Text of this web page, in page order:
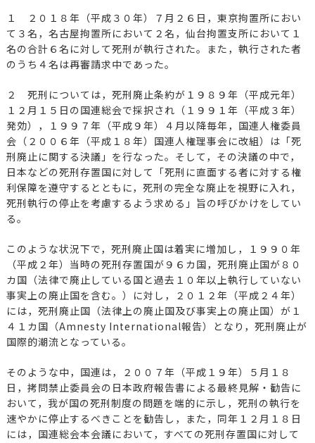
１ ２０１８年（平成３０年）７月２６日，東京拘置所におい
て３名，名古屋拘置所において２名，仙台拘置支所において１
名の合計６名に対して死刑が執行された。また，執行された者
のうち４名は再審請求中であった。
２ 死刑については，死刑廃止条約が１９８９年（平成元年）
１２月１５日の国連総会で採択され（１９９１年（平成３年）
発効），１９９７年（平成９年）４月以降毎年，国連人権委員
会（２００６年（平成１８年）国連人権理事会に改組）は「死
刑廃止に関する決議」を行なった。そして，その決議の中で，
日本などの死刑存置国に対して「死刑に直面する者に対する権
利保障を遵守するとともに，死刑の完全な廃止を視野に入れ，
死刑執行の停止を考慮するよう求める」旨の呼びかけをしてい
る。
このような状況下で，死刑廃止国は着実に増加し，１９９０年
（平成２年）当時の死刑存置国が９６カ国，死刑廃止国が８０
カ国（法律で廃止している国と過去１０年以上執行していない
事実上の廃止国を含む。）に対し，２０１２年（平成２４年）
には，死刑廃止国（法律上の廃止国及び事実上の廃止国）が１
４１カ国（Amnesty International報告）となり，死刑廃止が
国際的潮流となっている。
そのような中，国連は，２００７年（平成１９年）５月１８
日，拷問禁止委員会の日本政府報告書による最終見解・勧告に
おいて，我が国の死刑制度の問題を端的に示し，死刑の執行を
速やかに停止するべきことを勧告し，また，同年１２月１８日
には，国連総会本会議において，すべての死刑存置国に対して